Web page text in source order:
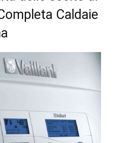
Caldaie